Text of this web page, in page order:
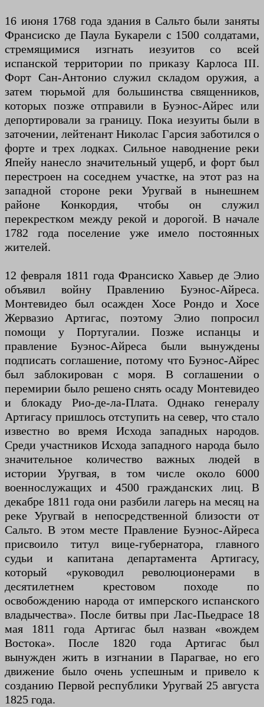
16 июня 1768 года здания в Сальто были заняты
Франсиско де Паула Букарели с 1500 солдатами,
стремящимися изгнать иезуитов со всей
испанской территории по приказу Карлоса III.
Форт Сан-Антонио служил складом оружия, а
затем тюрьмой для большинства священников,
которых позже отправили в Буэнос-Айрес или
депортировали за границу. Пока иезуиты были в
заточении, лейтенант Николас Гарсия заботился о
форте и трех лодках. Сильное наводнение реки
Япейу нанесло значительный ущерб, и форт был
перестроен на соседнем участке, на этот раз на
западной стороне реки Уругвай в нынешнем
районе Конкордия, чтобы он служил
перекрестком между рекой и дорогой. В начале
1782 года поселение уже имело постоянных
жителей.
12 февраля 1811 года Франсиско Хавьер де Элио
объявил войну Правлению Буэнос-Айреса.
Монтевидео был осажден Хосе Рондо и Хосе
Жервазио Артигас, поэтому Элио попросил
помощи у Португалии. Позже испанцы и
правление Буэнос-Айреса были вынуждены
подписать соглашение, потому что Буэнос-Айрес
был заблокирован с моря. В соглашении о
перемирии было решено снять осаду Монтевидео
и блокаду Рио-де-ла-Плата. Однако генералу
Артигасу пришлось отступить на север, что стало
известно во время Исхода западных народов.
Среди участников Исхода западного народа было
значительное количество важных людей в
истории Уругвая, в том числе около 6000
военнослужащих и 4500 гражданских лиц. В
декабре 1811 года они разбили лагерь на месяц на
реке Уругвай в непосредственной близости от
Сальто. В этом месте Правление Буэнос-Айреса
присвоило титул вице-губернатора, главного
судьи и капитана департамента Артигасу,
который «руководил революционерами в
десятилетнем крестовом походе по
освобождению народа от имперского испанского
владычества». После битвы при Лас-Пьедрасе 18
мая 1811 года Артигас был назван «вождем
Востока». После 1820 года Артигас был
вынужден жить в изгнании в Парагвае, но его
движение было очень успешным и привело к
созданию Первой республики Уругвай 25 августа
1825 года.